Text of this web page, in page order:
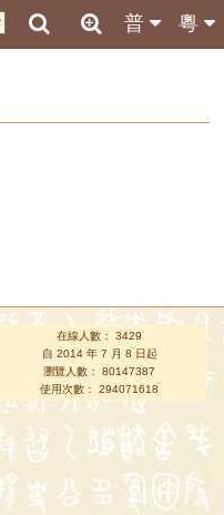
粵
普
在線人數： 3429
自 2014 年 7 月 8 日起
瀏覽人數： 80147387
使用次數： 294071618